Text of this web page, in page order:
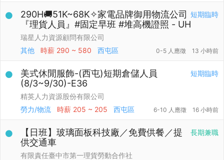
短期臨時
290H🚚51K~68K✧家電品牌御用物流公司
『理貨人員』#固定早班 #堆高機證照 - UH
瑞星人力資源顧問有限公司
其他
時薪 290 ~ 580 西屯區 0-5 人應徵 13 小時前
短期臨時
美式休閒服飾-(西屯)短期倉儲人員
(8/3~9/30)-E36
精英人力資源股份有限公司
勞力/物流
時薪 205 ~ 205 西屯區 6-10 人應徵 16 小時前
長期兼職
【日班】玻璃面板科技廠／免費供餐／提
供交通車
有限責任臺中市第一理貨勞動合作社